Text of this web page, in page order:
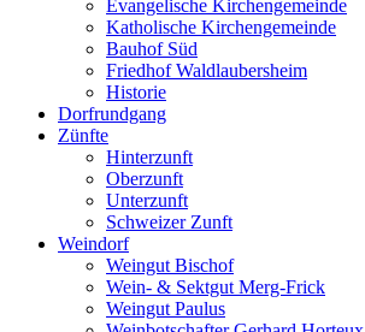
Evangelische Kirchengemeinde
Katholische Kirchengemeinde
Bauhof Süd
Friedhof Waldlaubersheim
Historie
Dorfrundgang
Zünfte
Hinterzunft
Oberzunft
Unterzunft
Schweizer Zunft
Weindorf
Weingut Bischof
Wein- & Sektgut Merg-Frick
Weingut Paulus